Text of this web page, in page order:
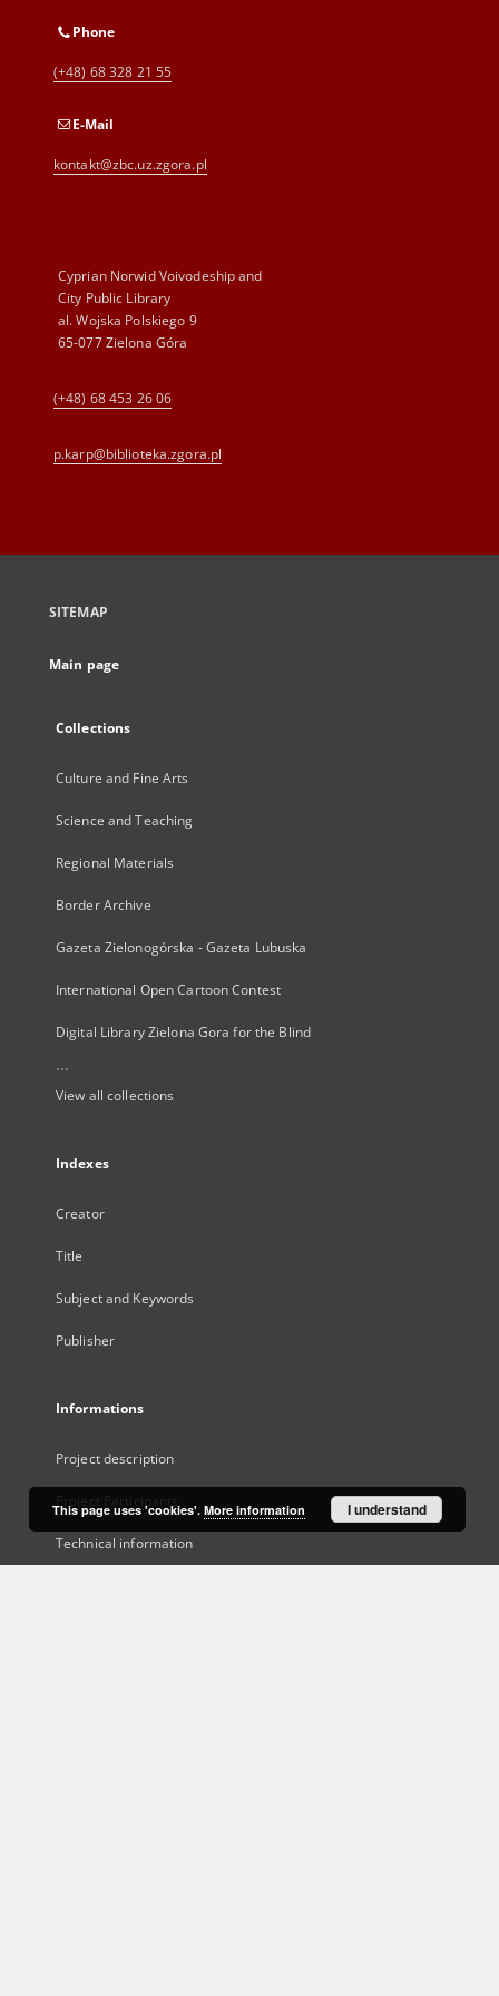
Phone
(+48) 68 328 21 55
E-Mail
kontakt@zbc.uz.zgora.pl
Cyprian Norwid Voivodeship and
City Public Library
al. Wojska Polskiego 9
65-077 Zielona Góra
(+48) 68 453 26 06
p.karp@biblioteka.zgora.pl
SITEMAP
Main page
Collections
Culture and Fine Arts
Science and Teaching
Regional Materials
Border Archive
Gazeta Zielonogórska - Gazeta Lubuska
International Open Cartoon Contest
Digital Library Zielona Gora for the Blind
...
View all collections
Indexes
Creator
Title
Subject and Keywords
Publisher
Informations
Project description
Project Participants
Technical information
This page uses 'cookies'. More information I understand